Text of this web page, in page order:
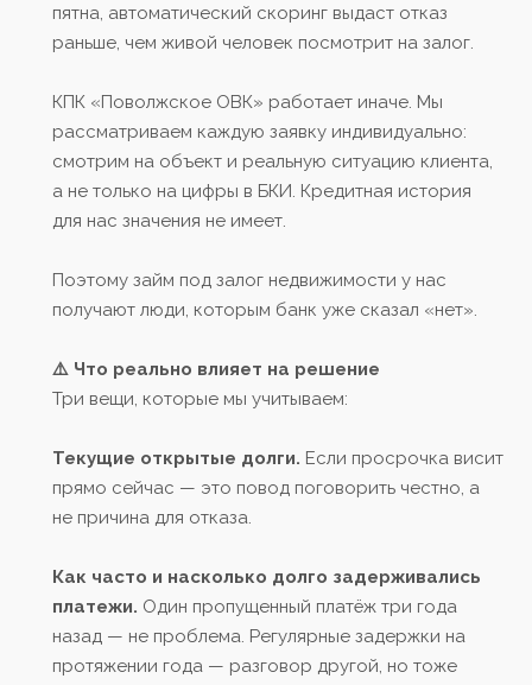
пятна, автоматический скоринг выдаст отказ
раньше, чем живой человек посмотрит на залог.
КПК «Поволжское ОВК» работает иначе. Мы
рассматриваем каждую заявку индивидуально:
смотрим на объект и реальную ситуацию клиента,
а не только на цифры в БКИ. Кредитная история
для нас значения не имеет.
Поэтому займ под залог недвижимости у нас
получают люди, которым банк уже сказал «нет».
⚠️ Что реально влияет на решение
Три вещи, которые мы учитываем:
Текущие открытые долги. Если просрочка висит
прямо сейчас — это повод поговорить честно, а
не причина для отказа.
Как часто и насколько долго задерживались
платежи. Один пропущенный платёж три года
назад — не проблема. Регулярные задержки на
протяжении года — разговор другой, но тоже